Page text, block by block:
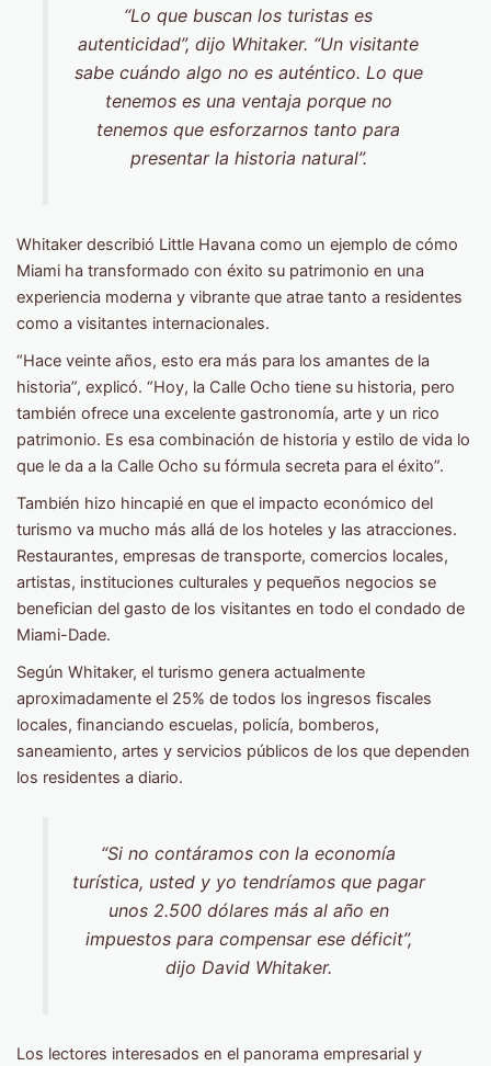
“Lo que buscan los turistas es
autenticidad”, dijo Whitaker. “Un visitante
sabe cuándo algo no es auténtico. Lo que
tenemos es una ventaja porque no
tenemos que esforzarnos tanto para
presentar la historia natural”.
Whitaker describió Little Havana como un ejemplo de cómo
Miami ha transformado con éxito su patrimonio en una
experiencia moderna y vibrante que atrae tanto a residentes
como a visitantes internacionales.
“Hace veinte años, esto era más para los amantes de la
historia”, explicó. “Hoy, la Calle Ocho tiene su historia, pero
también ofrece una excelente gastronomía, arte y un rico
patrimonio. Es esa combinación de historia y estilo de vida lo
que le da a la Calle Ocho su fórmula secreta para el éxito”.
También hizo hincapié en que el impacto económico del
turismo va mucho más allá de los hoteles y las atracciones.
Restaurantes, empresas de transporte, comercios locales,
artistas, instituciones culturales y pequeños negocios se
benefician del gasto de los visitantes en todo el condado de
Miami-Dade.
Según Whitaker, el turismo genera actualmente
aproximadamente el 25% de todos los ingresos fiscales
locales, financiando escuelas, policía, bomberos,
saneamiento, artes y servicios públicos de los que dependen
los residentes a diario.
“Si no contáramos con la economía
turística, usted y yo tendríamos que pagar
unos 2.500 dólares más al año en
impuestos para compensar ese déficit”,
dijo David Whitaker.
Los lectores interesados en el panorama empresarial y